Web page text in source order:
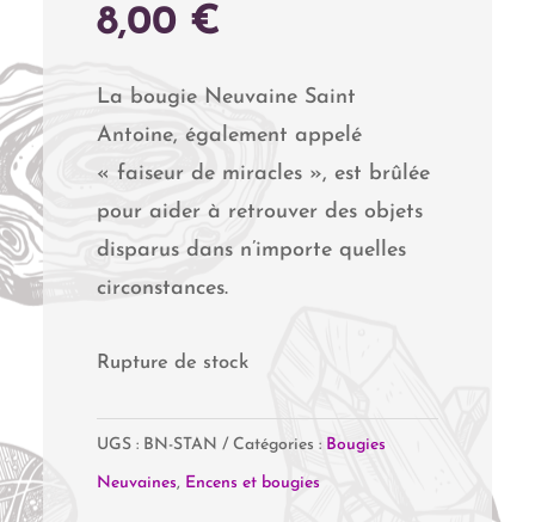
8,00 €
La bougie Neuvaine Saint
Antoine, également appelé
« faiseur de miracles », est brûlée
pour aider à retrouver des objets
disparus dans n’importe quelles
circonstances.
Rupture de stock
UGS : BN-STAN Catégories : Bougies
Neuvaines, Encens et bougies